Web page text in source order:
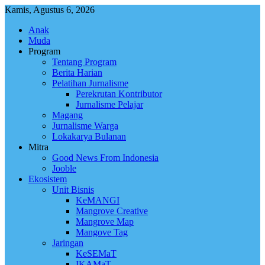
Skip
content
Kamis, Agustus 6, 2026
Anak
Muda
Program
Tentang Program
Berita Harian
Pelatihan Jurnalisme
Perekrutan Kontributor
Jurnalisme Pelajar
Magang
Jurnalisme Warga
Lokakarya Bulanan
Mitra
Good News From Indonesia
Jooble
Ekosistem
Unit Bisnis
KeMANGI
Mangrove Creative
Mangrove Map
Mangove Tag
Jaringan
KeSEMaT